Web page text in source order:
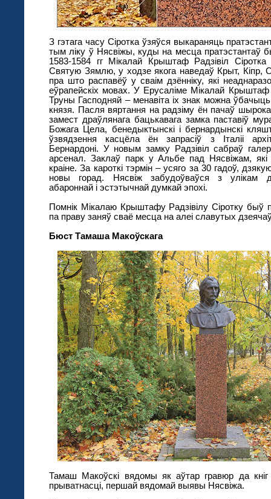
З гэтага часу Сіротка ўзяўся выкараняць
тым ліку ў Нясвіжы, куды на месца пратэстантаў
1583-1584 гг Мікалай Крыштаф Радзівіл Сіротка
Святую Зямлю, у ходзе якога наведаў Крыт, Кіпр,
пра што распавёў у сваім дзённіку, які
еўрапейскіх мовах. У Ерусаліме Мікалай
Труны Гасподняй – менавіта іх знак можна
князя. Пасля вяртання на радзіму ён пачаў
замест драўлянага бацькавага замка паставіў
Божага Цела, бенедыктынскі і бернардынскі
ўзвядзення касцёла ён запрасіў з Італіі
Бернардоні. У новым замку Радзівіл сабраў
арсенал. Заклаў парк у Альбе пад Нясвіжам,
краіне. За кароткі тэрмін – усяго за 30 гадоў,
новы горад. Нясвіж забудоўваўся з улікам
абароннай і эстэтычнай думкай эпохі.
Помнік Мікалаю Крыштафу Радзівілу Сіротку быў
па праву заняў сваё месца на алеі славутых
Бюст Тамаша Макоўскага
Тамаш Макоўскі вядомы як аўтар гравюр да кніг
прыватнасці, першай вядомай выявы Нясвіжа.